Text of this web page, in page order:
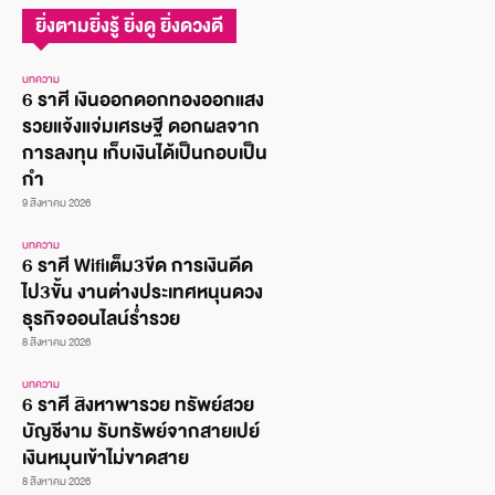
ยิ่งตามยิ่งรู้ ยิ่งดู ยิ่งดวงดี
บทความ
6 ราศี เงินออกดอกทองออกแสง
รวยแจ้งแจ่มเศรษฐี ดอกผลจาก
การลงทุน เก็บเงินได้เป็นกอบเป็น
กำ
9 สิงหาคม 2026
บทความ
6 ราศี Wifiเต็ม3ขีด การเงินดีด
ไป3ขั้น งานต่างประเทศหนุนดวง
ธุรกิจออนไลน์ร่ำรวย
8 สิงหาคม 2026
บทความ
6 ราศี สิงหาพารวย ทรัพย์สวย
บัญชีงาม รับทรัพย์จากสายเปย์
เงินหมุนเข้าไม่ขาดสาย
8 สิงหาคม 2026